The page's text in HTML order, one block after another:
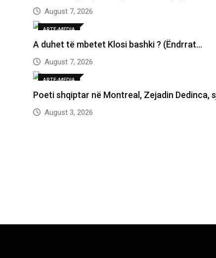
August 7, 2026
ARTE-MEDIA
A duhet të mbetet Klosi bashki ? (Ëndrrat…
August 7, 2026
ARTE-MEDIA
Poeti shqiptar në Montreal, Zejadin Dedinca,
August 3, 2026